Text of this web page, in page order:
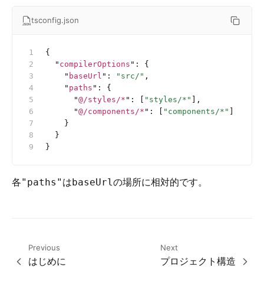
tsconfig.json
{
  "
compilerOptions " :
{
    "
baseUrl " : "src/" ,
    "
paths " :
{
      "
@/styles/* " : "styles/*"
],
      "
@/components/* " : "components/*"
    }
  }
}
各"paths" はbaseUrlの場所に相対的です。
Previous
はじめに
Next
プロジェクト構造